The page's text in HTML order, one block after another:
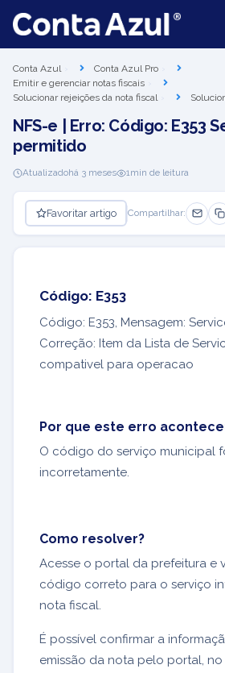
Conta Azul
Conta Azul Pro
Emitir e gerenciar notas fiscais
Solucionar rejeições da nota fiscal
NFS-e | Erro: Código: E353
permitido
Atualizadohá 3 meses 1min de leitura
Favoritar artigo Compartilhar:
Código: E353
Código: E353, Mensagem:
Correção: Item da Lista de
compativel para operacao
Por que este erro
O código do serviço municipal
incorretamente.
Como resolver?
Acesse o portal da prefeitura e
código correto para o serviço
nota fiscal.
É possível confirmar a
emissão da nota pelo portal,